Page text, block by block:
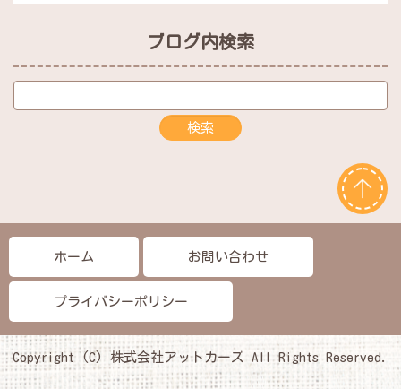
ブログ内検索
ホーム お問い合わせ
プライバシーポリシー
Copyright (C) 株式会社アットカーズ All Rights Reserved.